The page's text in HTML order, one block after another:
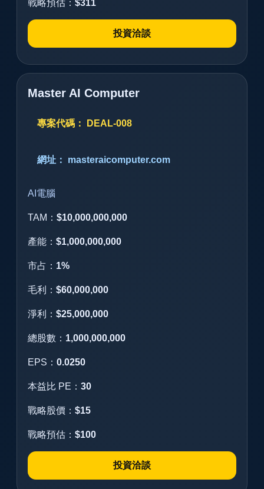
戰略預估： $311
投資洽談
Master AI Computer
專案代碼： DEAL-008
網址： masteraicomputer.com
AI電腦
TAM： $10,000,000,000
產能： $1,000,000,000
市占： 1%
毛利： $60,000,000
淨利： $25,000,000
總股數： 1,000,000,000
EPS： 0.0250
本益比 PE： 30
戰略股價： $15
戰略預估： $100
投資洽談